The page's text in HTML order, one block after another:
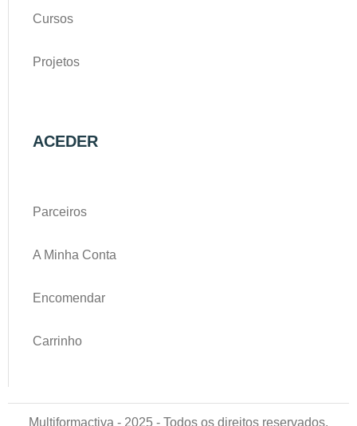
Cursos
Projetos
ACEDER
Parceiros
A Minha Conta
Encomendar
Carrinho
Multiformactiva - 2025 - Todos os direitos reservados.